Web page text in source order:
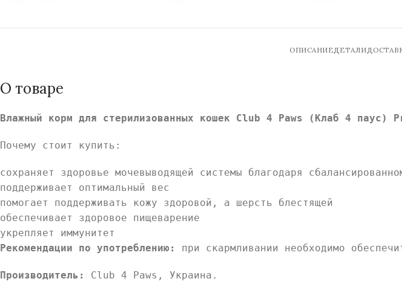
ОПИСАНИЕ ДЕТАЛИ
О товаре
Влажный корм для стерилизованных кошек Club 4 Paws (Клаб 4 паус)
Почему стоит купить:
сохраняет здоровье мочевыводящей системы благодаря
поддерживает оптимальный вес
помогает поддерживать кожу здоровой, а шерсть блестящей
обеспечивает здоровое пищеварение
укрепляет иммунитет
Рекомендации по употреблению: при скармливании необходимо
Производитель: Club 4 Paws, Украина.